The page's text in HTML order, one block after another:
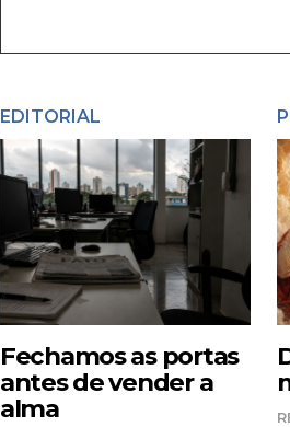
EDITORIAL
Fechamos as portas
antes de vender a
alma